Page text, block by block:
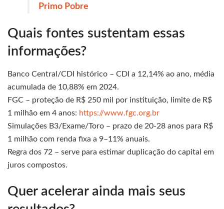
Primo Pobre
Quais fontes sustentam essas
informações?
Banco Central/CDI histórico – CDI a 12,14% ao ano, média
acumulada de 10,88% em 2024.
FGC – proteção de R$ 250 mil por instituição, limite de R$
1 milhão em 4 anos: https://www.fgc.org.br
Simulações B3/Exame/Toro – prazo de 20‐28 anos para R$
1 milhão com renda fixa a 9–11% anuais.
Regra dos 72 – serve para estimar duplicação do capital em
juros compostos.
Quer acelerar ainda mais seus